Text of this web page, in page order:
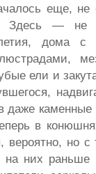
еще, не
Здесь — не
дома с
ели и
даже
в
вероятно, но
них раньше